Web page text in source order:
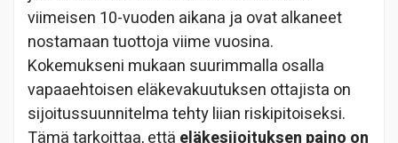
viimeisen 10-vuoden aikana ja ovat alkaneet
nostamaan tuottoja viime vuosina.
Kokemukseni mukaan suurimmalla osalla
vapaaehtoisen eläkevakuutuksen ottajista on
sijoitussuunnitelma tehty liian riskipitoiseksi.
Tämä tarkoittaa, että eläkesijoituksen paino on